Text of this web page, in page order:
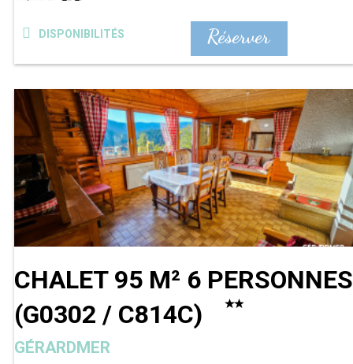
Réserver
DISPONIBILITÉS
CHALET 95 M² 6 PERSONNES
(G0302 / C814C)
GÉRARDMER